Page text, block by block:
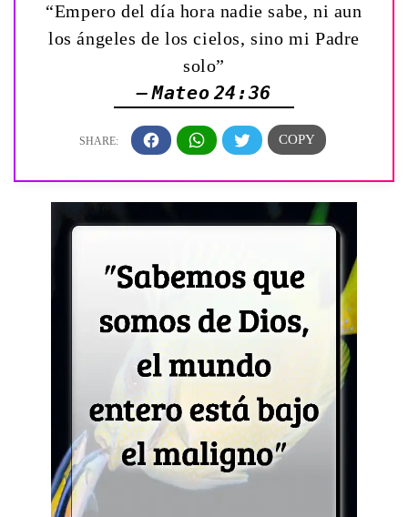
“Empero del día hora nadie sabe, ni aun
los ángeles de los cielos, sino mi Padre
solo”
— Mateo 24:36